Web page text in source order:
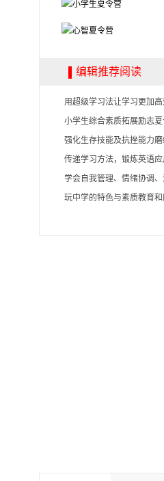
编辑推荐阅读
用超级学习法让学习更加
小学生综合素质拓展励志夏
强化生存技能及抗挫能力
传递学习方法，锻炼英语应
学会自我管理、情绪协调
玩中学的特色与素质教育